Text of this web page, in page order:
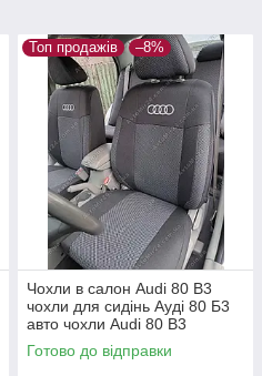
Топ продажів –8%
Чохли в салон Audi 80 B3
чохли для сидінь Ауді 80 Б3
авто чохли Audi 80 B3
Готово до відправки